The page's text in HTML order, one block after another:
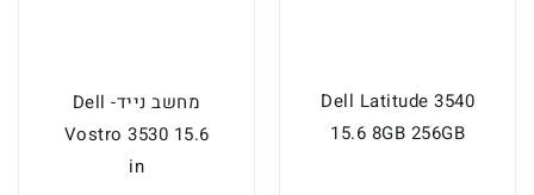
Dell Latitude 3540
15.6 8GB 256GB
מחשב נייד- Dell
Vostro 3530 15.6
in